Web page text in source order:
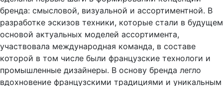
бренда: смысловой, визуальной и ассортиментной. В
разработке эскизов техники, которые стали в будущем
основой актуальных моделей ассортимента,
участвовала международная команда, в составе
которой в том числе были французские технологи и
промышленные дизайнеры. В основу бренда легло
вдохновение французскими традициями и уникальным